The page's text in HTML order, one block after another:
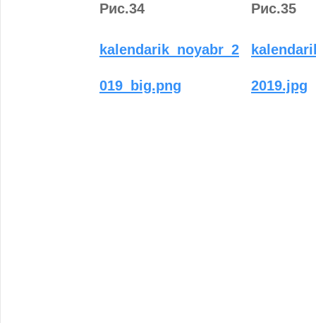
Рис.34
kalendarik_noyabr_2
019_big.png
Рис.35
2019.jpg